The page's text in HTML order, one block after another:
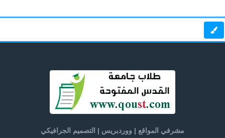
مشرفي المواقع | ووردبريس | التصميم الجرافيكي